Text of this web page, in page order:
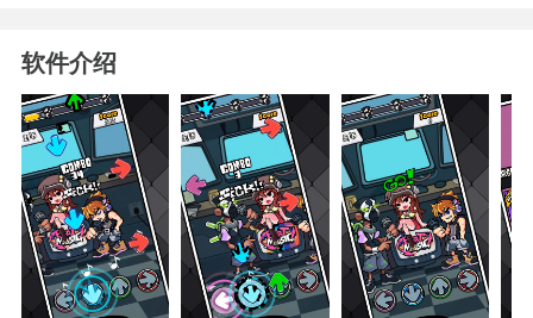
软件介绍